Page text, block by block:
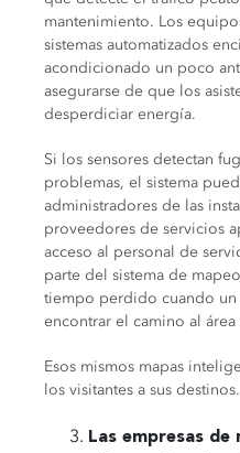
mantenimiento. Los
sistemas automatizados
acondicionado un poco
asegurarse de que los
desperdiciar energía.
Si los sensores detectan
problemas, el sistema
administradores de las
proveedores de servicios
acceso al personal de
parte del sistema de
tiempo perdido cuando
encontrar el camino al
Esos mismos mapas
los visitantes a sus destinos.
Las empresas